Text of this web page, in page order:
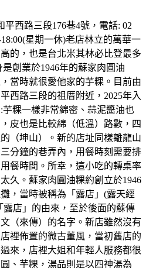
西路三段176巷4號，電話: 02
星期一休)老店林立的萬華一
的，也是台北米其林必比登最多
創業於1946年的蘇家肉圓油
當時就很愛他家的芋粿。目前由
西路三段的祖厝附近，2025年入
粿一樣非常綿密、蒜泥醬油也
皮也是比較綿（低溫）路數，四
（坤山）。新的店址同樣離龍山
分鐘的巷弄內，用餐時刻需要排
餐時間。所幸，這小吃的轉桌率
久。蘇家肉圓油粿約創立於1946
，當時被稱為「露店」(露天經
店」的由來，至於後面的蘇傳
（來傳）的名字。新店雖然沒有
裡佈置的微古董風，當初舊店的
來，店裡大姐和年輕人服務都很
、芋粿，湯品則是以四神湯為